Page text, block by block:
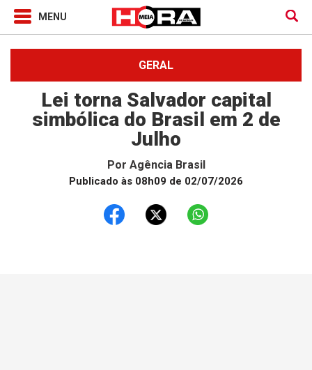
GERAL
Lei torna Salvador capital
simbólica do Brasil em 2 de
Julho
Por Agência Brasil
Publicado às 08h09 de 02/07/2026